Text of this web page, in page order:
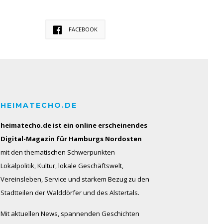
FACEBOOK
HEIMATECHO.DE
heimatecho.de ist ein online erscheinendes
Digital-Magazin für Hamburgs Nordosten
mit den thematischen Schwerpunkten
Lokalpolitik, Kultur, lokale Geschäftswelt,
Vereinsleben, Service und starkem Bezug zu den
Stadtteilen der Walddörfer und des Alstertals.
Mit aktuellen News, spannenden Geschichten